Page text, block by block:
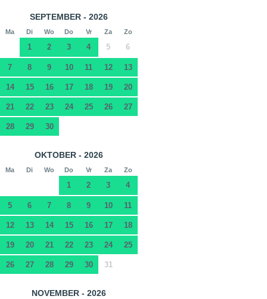
SEPTEMBER - 2026
Ma Di Wo Do Vr Za Zo
1 2 3 4 5 6
7 8 9 10 11 12 13
14 15 16 17 18 19 20
21 22 23 24 25 26 27
28 29 30
OKTOBER - 2026
Ma Di Wo Do Vr Za Zo
1 2 3 4
5 6 7 8 9 10 11
12 13 14 15 16 17 18
19 20 21 22 23 24 25
26 27 28 29 30 31
NOVEMBER - 2026